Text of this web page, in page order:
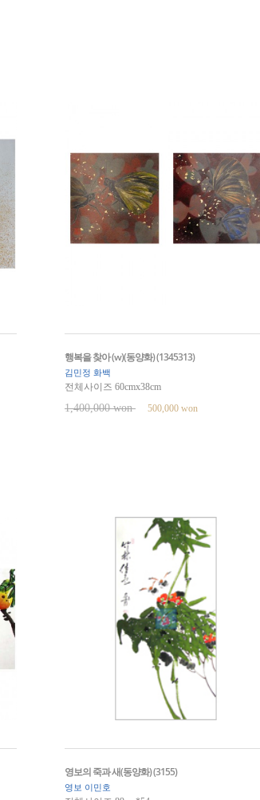
행복을 찾아 (w)(동양화) (1345313)
김민정 화백
전체사이즈 60cmx38cm
1,400,000 won 500,000 won
영보의 죽과 새(동양화) (3155)
영보 이민호